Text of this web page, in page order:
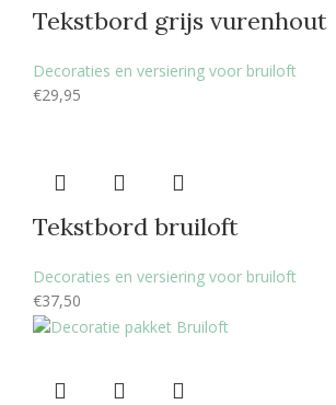
Tekstbord grijs vurenhout
Decoraties en versiering voor bruiloft
€29,95
Tekstbord bruiloft
Decoraties en versiering voor bruiloft
€37,50